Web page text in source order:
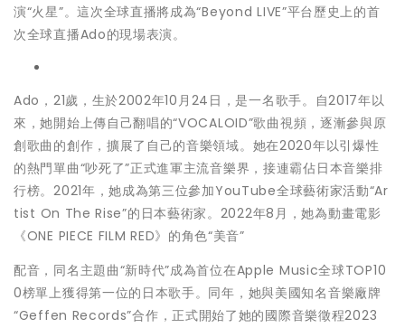
演“火星”。這次全球直播將成為“Beyond LIVE”平台歷史上的首
次全球直播Ado的現場表演。
Ado，21歲，生於2002年10月24日，是一名歌手。自2017年以
來，她開始上傳自己翻唱的“VOCALOID”歌曲視頻，逐漸參與原
創歌曲的創作，擴展了自己的音樂領域。她在2020年以引爆性
的熱門單曲“吵死了”正式進軍主流音樂界，接連霸佔日本音樂排
行榜。2021年，她成為第三位參加YouTube全球藝術家活動“Ar
tist On The Rise”的日本藝術家。2022年8月，她為動畫電影
《ONE PIECE FILM RED》的角色“美音”
配音，同名主題曲“新時代”成為首位在Apple Music全球TOP10
0榜單上獲得第一位的日本歌手。同年，她與美國知名音樂廠牌
“Geffen Records”合作，正式開始了她的國際音樂徵程2023